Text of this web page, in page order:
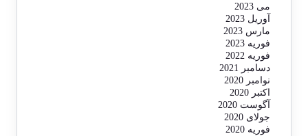
می 2023
آوریل 2023
مارس 2023
فوریه 2023
فوریه 2022
دسامبر 2021
نوامبر 2020
اکتبر 2020
آگوست 2020
جولای 2020
فوریه 2020